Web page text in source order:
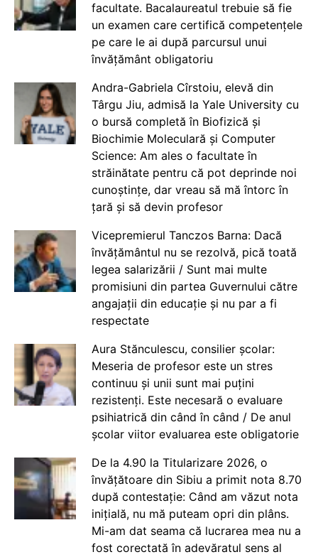
facultate. Bacalaureatul trebuie să fie
un examen care certifică competențele
pe care le ai după parcursul unui
învățământ obligatoriu
Andra-Gabriela Cîrstoiu, elevă din
Târgu Jiu, admisă la Yale University cu
o bursă completă în Biofizică și
Biochimie Moleculară și Computer
Science: Am ales o facultate în
străinătate pentru că pot deprinde noi
cunoștințe, dar vreau să mă întorc în
țară și să devin profesor
Vicepremierul Tanczos Barna: Dacă
învățământul nu se rezolvă, pică toată
legea salarizării / Sunt mai multe
promisiuni din partea Guvernului către
angajații din educație și nu par a fi
respectate
Aura Stănculescu, consilier școlar:
Meseria de profesor este un stres
continuu și unii sunt mai puțini
rezistenți. Este necesară o evaluare
psihiatrică din când în când / De anul
școlar viitor evaluarea este obligatorie
De la 4.90 la Titularizare 2026, o
învățătoare din Sibiu a primit nota 8.70
după contestație: Când am văzut nota
inițială, nu mă puteam opri din plâns.
Mi-am dat seama că lucrarea mea nu a
fost corectată în adevăratul sens al